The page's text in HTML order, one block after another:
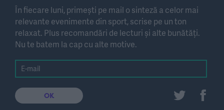
În fiecare luni, primești pe mail o sinteză a celor mai
relevante evenimente din sport, scrise pe un ton
relaxat. Plus recomandări de lecturi și alte bunătăți.
Nu te batem la cap cu alte motive.